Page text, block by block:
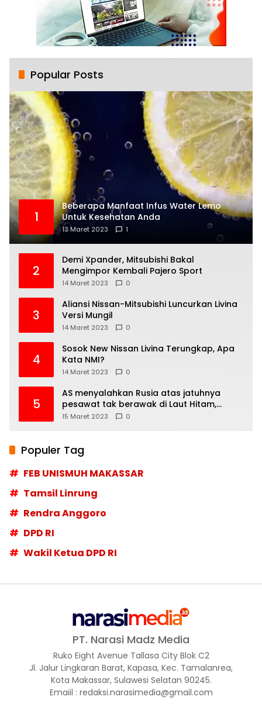
Popular Posts
1
Beberapa Manfaat Infus Water Lemo
Untuk Kesehatan Anda
13 Maret 2023 1
2
Demi Xpander, Mitsubishi Bakal
Mengimpor Kembali Pajero Sport
14 Maret 2023 0
3
Aliansi Nissan-Mitsubishi Luncurkan Livina
Versi Mungil
14 Maret 2023 0
4
Sosok New Nissan Livina Terungkap, Apa
Kata NMI?
14 Maret 2023 0
5
AS menyalahkan Rusia atas jatuhnya
pesawat tak berawak di Laut Hitam,
Moskow menyangkal
15 Maret 2023 0
Populer Tag
FEB UNISMUH MAKASSAR
Tamsil Linrung
Rendra Anggoro
DPD RI
Wakil Ketua DPD RI
PT. Narasi Madz Media
Ruko Eight Avenue Tallasa City Blok C2
Jl. Jalur Lingkaran Barat, Kapasa, Kec. Tamalanrea,
Kota Makassar, Sulawesi Selatan 90245.
Emaiil : redaksi.narasimedia@gmail.com